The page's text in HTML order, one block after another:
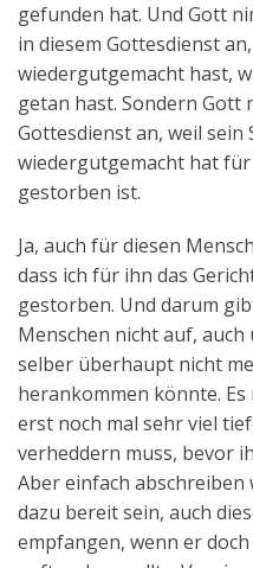
gefunden hat. Und Gott
in diesem Gottesdienst
wiedergutgemacht hast,
getan hast. Sondern Gott
Gottesdienst an, weil sein
wiedergutgemacht hat
gestorben ist.
Ja, auch für diesen
dass ich für ihn das
gestorben. Und darum
Menschen nicht auf,
selber überhaupt nicht
herankommen könnte. Es
erst noch mal sehr viel
verheddern muss, bevor
Aber einfach
dazu bereit sein, auch
empfangen, wenn er